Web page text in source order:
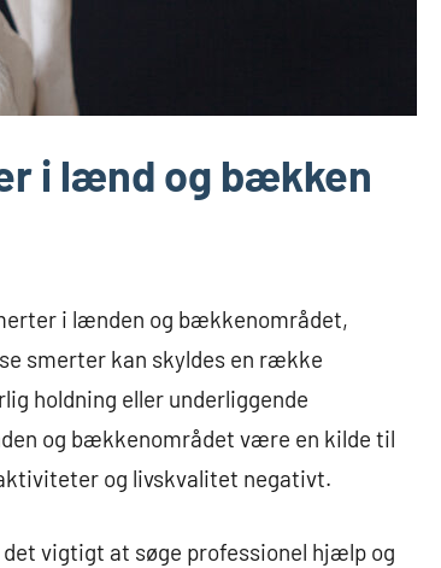
i lænd og bækken
i lænden og bækkenområdet,
smerter kan skyldes en række
holdning eller underliggende
og bækkenområdet være en kilde til
og livskvalitet negativt.
vigtigt at søge professionel hjælp og